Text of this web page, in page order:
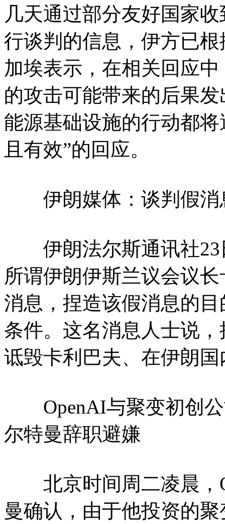
几天通过部分友好国家
行谈判的信息，伊方已
加埃表示，在相关回应
的攻击可能带来的后果
能源基础设施的行动都
且有效”的回应。
伊朗媒体：谈判假消
伊朗法尔斯通讯社23
所谓伊朗伊斯兰议会议
消息，捏造该假消息的
条件。这名消息人士说
诋毁卡利巴夫、在伊朗
OpenAI与聚变初创公
尔特曼辞职避嫌
北京时间周二凌晨，
曼确认，由于他投资的